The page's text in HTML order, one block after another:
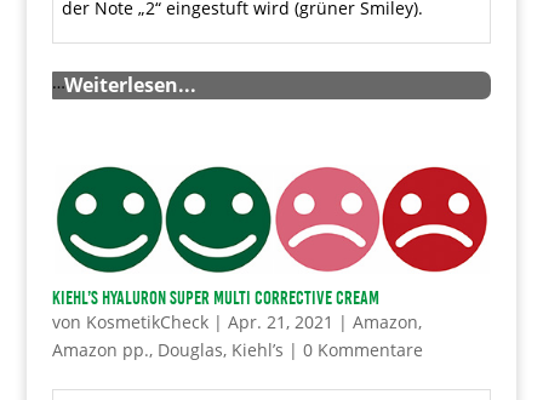
der Note „2“ eingestuft wird (grüner Smiley).
…Weiterlesen...
Kiehl’s Hyaluron Super Multi Corrective Cream
von KosmetikCheck| Apr. 21, 2021 | Amazon,
Amazon pp., Douglas, Kiehl’s | 0 Kommentare